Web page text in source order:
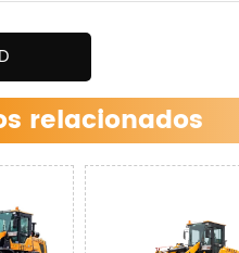
relacionados